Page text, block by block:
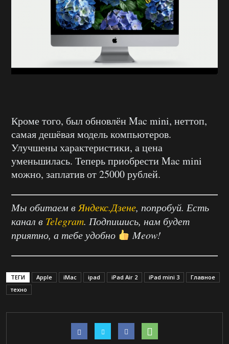
Кроме того, был обновлён Mac mini, неттоп,
самая дешёвая модель компьютеров.
Улучшены характеристики, а цена
уменьшилась. Теперь приобрести Mac mini
можно, заплатив от 25000 рублей.
Мы обитаем в Яндекс.Дзене, попробуй. Есть
канал в Telegram. Подпишись, нам будет
приятно, а тебе удобно
Meow!
ТЕГИ Apple iMac ipad iPad Air 2 iPad mini 3
Главное
техно